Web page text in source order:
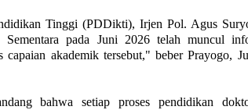
Tinggi (PDDikti), Irjen Pol. Agus
pada Juni 2026 telah muncul
capaian akademik tersebut," beber Prayogo,
bahwa setiap proses pendidikan